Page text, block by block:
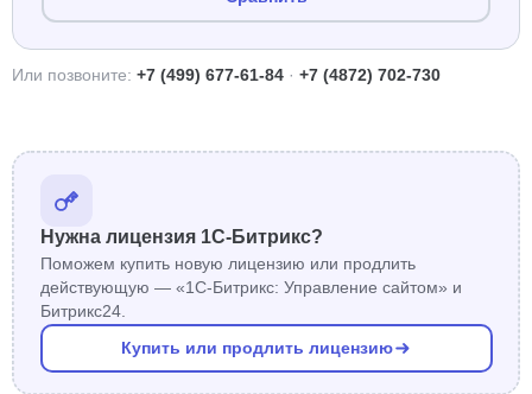
Или позвоните: +7 (499) 677-61-84 · +7 (4872) 702-730
Нужна лицензия 1С-Битрикс?
Поможем купить новую лицензию или продлить
действующую — «1С-Битрикс: Управление сайтом» и
Битрикс24.
Купить или продлить лицензию